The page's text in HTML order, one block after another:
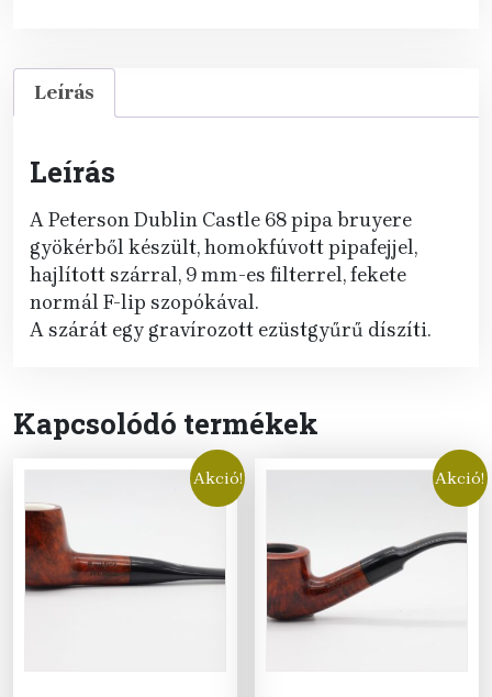
Leírás
Leírás
A Peterson Dublin Castle 68 pipa bruyere
gyökérből készült, homokfúvott pipafejjel,
hajlított szárral, 9 mm-es filterrel, fekete
normál F-lip szopókával.
A szárát egy gravírozott ezüstgyűrű díszíti.
Kapcsolódó termékek
Akció! Akció!